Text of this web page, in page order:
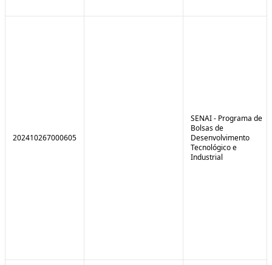
202410267000605
SENAI - Programa de
Bolsas de
Desenvolvimento
Tecnológico e
Industrial